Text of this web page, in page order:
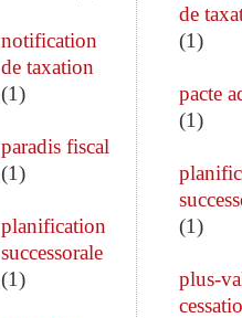
notification
de taxation
(1)
paradis fiscal
(1)
planification
successorale
(1)
de
(1)
pacte
(1)
(1)
plus-